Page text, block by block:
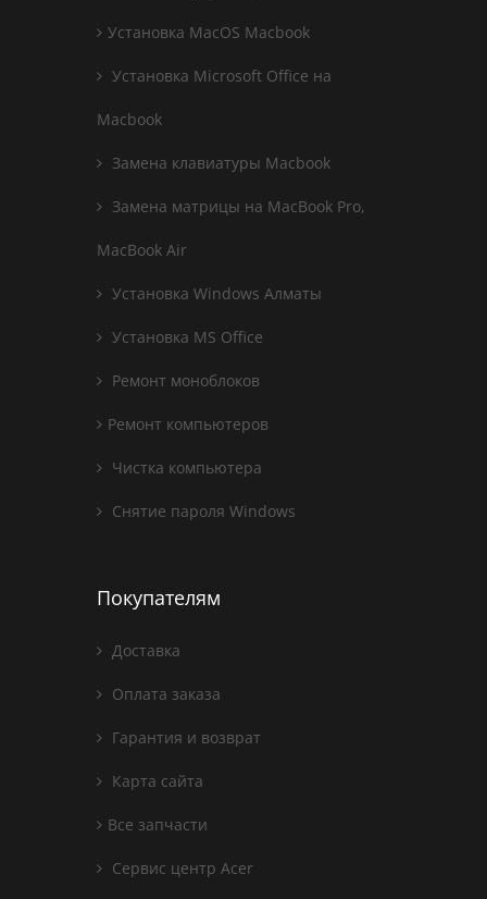
Установка MacOS Macbook
Установка Microsoft Office на
Macbook
Замена клавиатуры Macbook
Замена матрицы на MacBook Pro,
MacBook Air
Установка Windows Алматы
Установка MS Office
Ремонт моноблоков
Ремонт компьютеров
Чистка компьютера
Снятие пароля Windows
Покупателям
Доставка
Оплата заказа
Гарантия и возврат
Карта сайта
Все запчасти
Сервис центр Acer